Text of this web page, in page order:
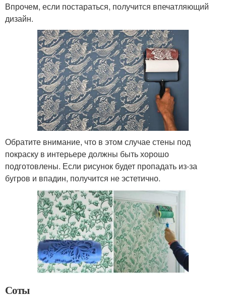
Впрочем, если постараться, получится впечатляющий
дизайн.
Обратите внимание, что в этом случае стены под
покраску в интерьере должны быть хорошо
подготовлены. Если рисунок будет пропадать из-за
бугров и впадин, получится не эстетично.
Соты